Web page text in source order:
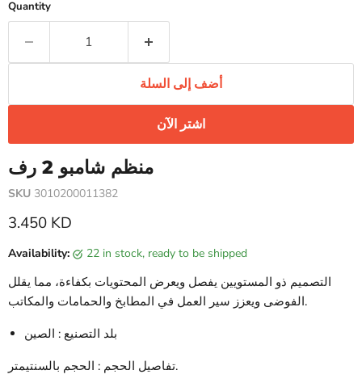
Quantity
أضف إلى السلة
اشتر الآن
منظم شامبو 2 رف
SKU 3010200011382
Current price
3.450 KD
Availability: 22 in stock, ready to be shipped
التصميم ذو المستويين يفصل ويعرض المحتويات بكفاءة، مما يقلل
الفوضى ويعزز سير العمل في المطابخ والحمامات والمكاتب.
بلد التصنيع : الصين
تفاصيل الحجم : الحجم بالسنتيمتر.